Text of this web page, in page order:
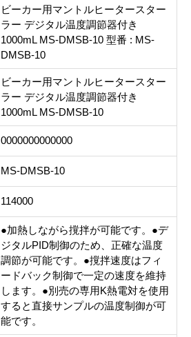
ビーカー用マントルヒータースター
ラー デジタル温度調節器付き
1000mL MS-DMSB-10 型番 : MS-
DMSB-10
ビーカー用マントルヒータースター
ラー デジタル温度調節器付き
1000mL MS-DMSB-10
0000000000000
MS-DMSB-10
114000
●加熱しながら撹拌が可能です。●デ
ジタルPID制御のため、正確な温度
調節が可能です。●撹拌速度はフィ
ードバック制御で一定の速度を維持
します。●別売の専用K熱電対を使用
すると直接サンプルの温度制御が可
能です。